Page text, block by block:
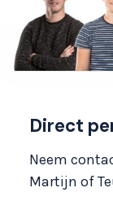
Direct
Neem
Martijn of